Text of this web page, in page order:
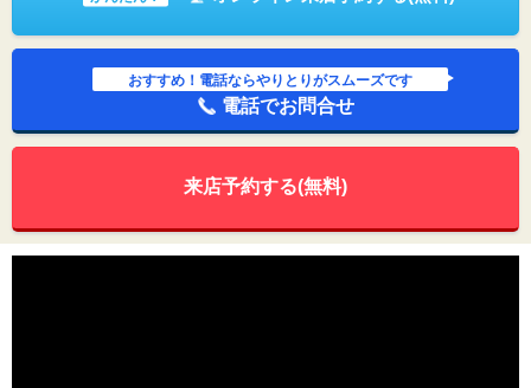
おすすめ！電話ならやりとりがスムーズです
電話でお問合せ
来店予約する(無料)